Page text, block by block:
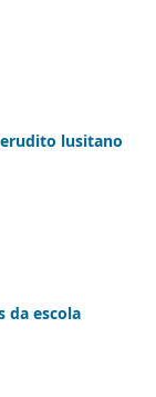
erudito lusitano
da escola